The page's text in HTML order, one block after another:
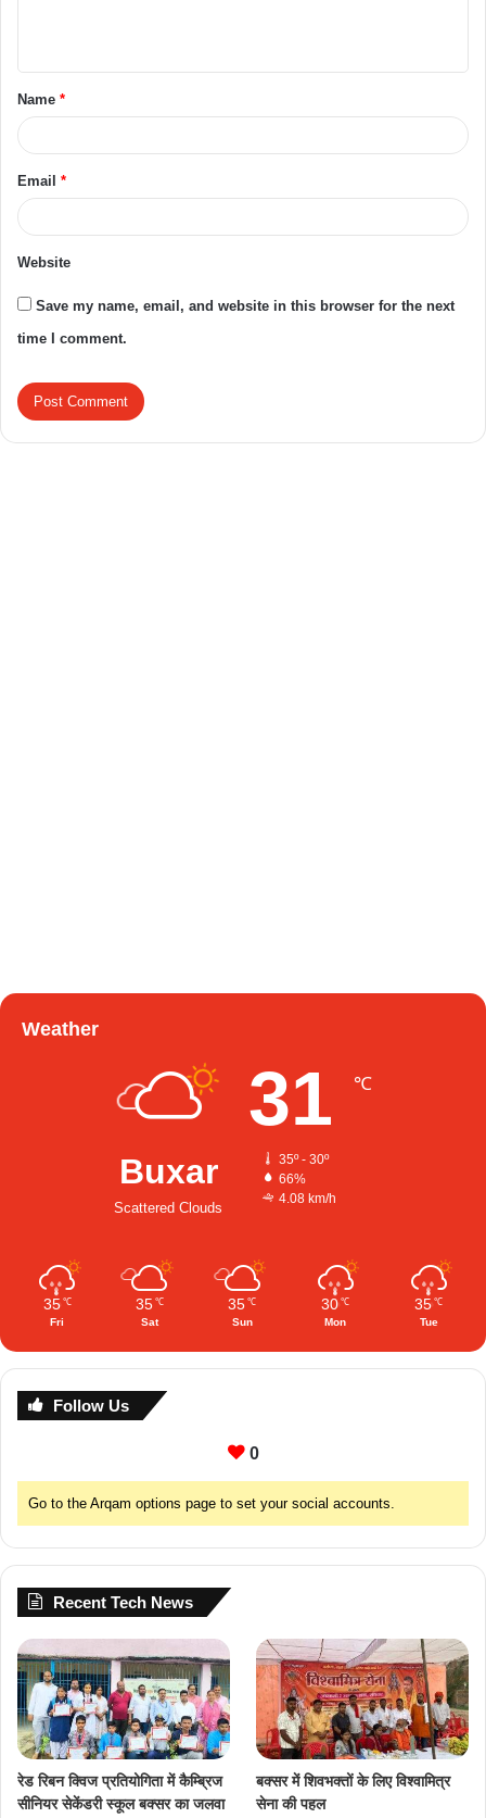
Name *
Email *
Website
Save my name, email, and website in this browser for the next
time I comment.
Weather
Buxar
Scattered Clouds
31 ℃
35º - 30º
66%
4.08 km/h
35 ℃
Fri
35 ℃
Sat
35 ℃
Sun
30 ℃
Mon
35 ℃
Tue
Follow Us
0
Go to the Arqam options page to set your social accounts.
Recent Tech News
रेड रिबन क्विज प्रतियोगिता में कैम्ब्रिज
सीनियर सेकेंडरी स्कूल बक्सर का जलवा
बक्सर में शिवभक्तों के लिए विश्वामित्र
सेना की पहल